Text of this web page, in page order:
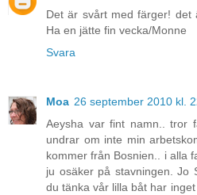
Det är svårt med färger!
Ha en jätte fin vecka/Monne
Svara
Moa 26 september 2010 kl.
Aeysha var fint namn.. tror
undrar om inte min
kommer från Bosnien.. i alla
ju osäker på stavningen. Jo
du tänka vår lilla båt har